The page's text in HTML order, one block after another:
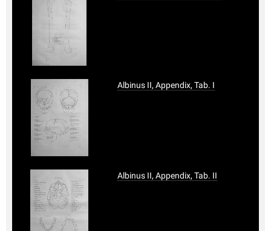
Albinus II, Appendix, Tab. I
Albinus II, Appendix, Tab. II